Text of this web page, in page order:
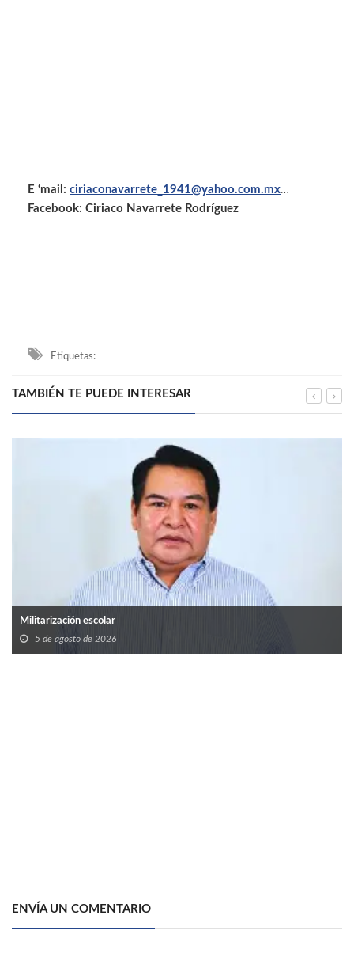
E ‘mail: ciriaconavarrete_1941@yahoo.com.mx…
Facebook: Ciriaco Navarrete Rodríguez
Etiquetas:
TAMBIÉN TE PUEDE INTERESAR
Militarización escolar
5 de agosto de 2026
ENVÍA UN COMENTARIO